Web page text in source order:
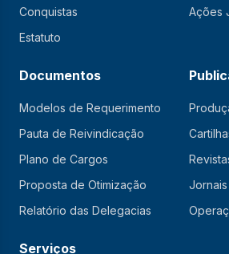
Conquistas
Estatuto
Ações
Documentos
Modelos de Requerimento
Pauta de Reivindicação
Plano de Cargos
Proposta de Otimização
Relatório das Delegacias
Jornais
Serviços